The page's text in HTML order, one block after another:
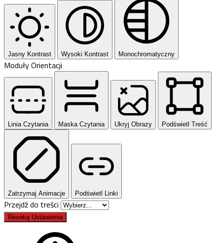
Jasny Kontrast Wysoki Kontrast Monochromatyczny
Moduły Orientacji
Linia Czytania Maska Czytania Ukryj Obrazy Podświetl Treść
Zatrzymaj Animacje Podświetl Linki
Przejdź do treści
Resetuj Ustawienia